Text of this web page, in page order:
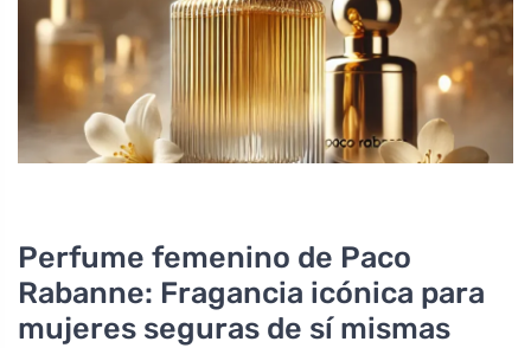
Perfume femenino de Paco
Rabanne: Fragancia icónica para
mujeres seguras de sí mismas